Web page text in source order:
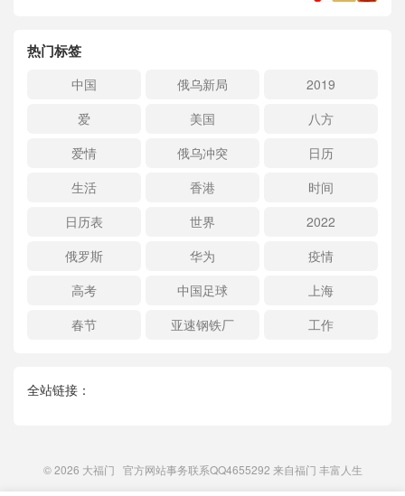
热门标签
中国 俄乌新局
2019
爱
美国
八方
爱情
俄乌冲突
日历
生活
香港
时间
日历表
世界
2022
俄罗斯
华为
疫情
高考
中国足球
上海
春节
亚速钢铁厂 工作
全站链接：
© 2026 大福门 官方网站事务联系QQ4655292 来自福门 丰富人生